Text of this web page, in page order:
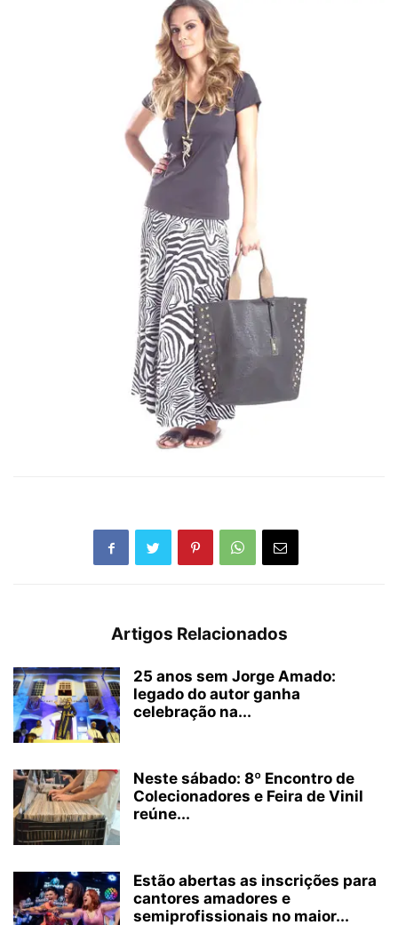
Artigos Relacionados
25 anos sem Jorge Amado:
legado do autor ganha
celebração na...
Neste sábado: 8º Encontro de
Colecionadores e Feira de Vinil
reúne...
Estão abertas as inscrições para
cantores amadores e
semiprofissionais no maior...